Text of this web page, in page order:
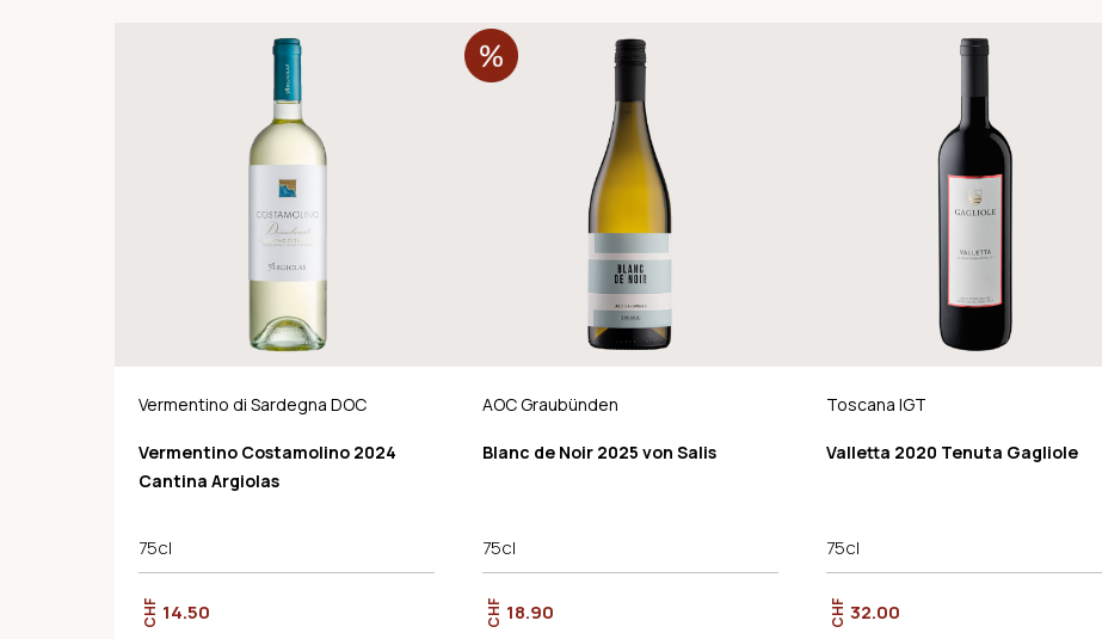
Vermentino di Sardegna DOC
Vermentino Costamolino 2024
Cantina Argiolas
75cl
CHF 14.50
AOC Graubünden
Blanc de Noir 2025 von Salis
75cl
CHF 18.90
Toscana IGT
Valletta 2020 Tenuta Gagliole
75cl
CHF 32.00